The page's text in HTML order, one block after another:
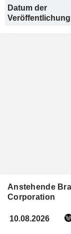
Datum der
Veröffentlichung
Anstehende
Corporation
10.08.2026